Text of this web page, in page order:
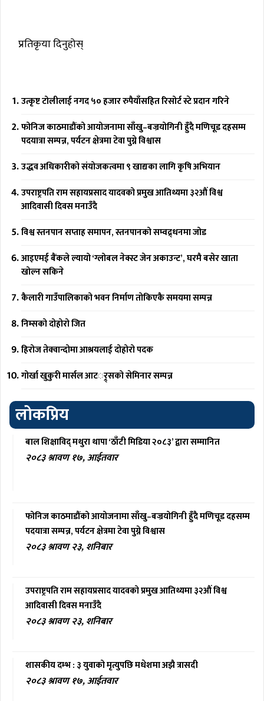
प्रतिकृया दिनुहोस्
उत्कृष्ट टोलीलाई नगद ५० हजार रुपैयाँसहित रिसोर्ट स्टे प्रदान गरिने
फोनिज काठमाडौंको आयोजनामा साँखु–बज्रयोगिनी हुँदै मणिचूड दहसम्म
पदयात्रा सम्पन्न, पर्यटन क्षेत्रमा टेवा पुग्ने विश्वास
उद्धव अधिकारीको संयोजकत्वमा ९ खाद्यका लागि कृषि अभियान
उपराष्ट्रपति राम सहायप्रसाद यादवको प्रमुख आतिथ्यमा ३२औं विश्व
आदिवासी दिवस मनाउँदै
विश्व स्तनपान सप्ताह समापन, स्तनपानको सम्वद्र्धनमा जोड
आइएमई बैंकले ल्यायो ‘ग्लोबल नेक्स्ट जेन अकाउन्ट’, घरमै बसेर खाता
खोल्न सकिने
कैलारी गाउँपालिकाको भवन निर्माण तोकिएकै समयमा सम्पन्न
निम्सको दोहोरो जित
हिरोज तेक्वान्दोमा आश्रयलाई दोहोरो पदक
गोर्खा खुकुरी मार्सल आटर््र्सको सेमिनार सम्पन्न
लोकप्रिय
बाल शिक्षाविद् मथुरा थापा ‘ठाँटी मिडिया २०८३’ द्वारा सम्मानित
२०८३ श्रावण १७, आईतवार
फोनिज काठमाडौंको आयोजनामा साँखु–बज्रयोगिनी हुँदै मणिचूड दहसम्म
पदयात्रा सम्पन्न, पर्यटन क्षेत्रमा टेवा पुग्ने विश्वास
२०८३ श्रावण २३, शनिबार
उपराष्ट्रपति राम सहायप्रसाद यादवको प्रमुख आतिथ्यमा ३२औं विश्व
आदिवासी दिवस मनाउँदै
२०८३ श्रावण २३, शनिबार
शासकीय दम्भ : ३ युवाको मृत्युपछि मधेशमा अझै त्रासदी
२०८३ श्रावण १७, आईतवार